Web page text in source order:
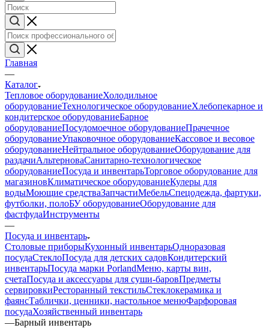
Главная
—
Каталог
Тепловое оборудованиеХолодильное
оборудованиеТехнологическое оборудованиеХлебопекарное и
кондитерское оборудованиеБарное
оборудованиеПосудомоечное оборудованиеПрачечное
оборудованиеУпаковочное оборудованиеКассовое и весовое
оборудованиеНейтральное оборудованиеОборудование для
раздачиАльтерноваСанитарно-технологическое
оборудованиеПосуда и инвентарьТорговое оборудование для
магазиновКлиматическое оборудованиеКулеры для
водыМоющие средстваЗапчастиМебельСпецодежда, фартуки,
футболки, полоБУ оборудованиеОборудование для
фастфудаИнструменты
—
Посуда и инвентарь
Столовые приборыКухонный инвентарьОдноразовая
посудаСтеклоПосуда для детских садовКондитерский
инвентарьПосуда марки PorlandМеню, карты вин,
счетаПосуда и аксессуары для суши-баровПредметы
сервировкиРесторанный текстильСтеклокерамика и
фаянсТаблички, ценники, настольное менюФарфоровая
посудаХозяйственный инвентарь
—Барный инвентарь